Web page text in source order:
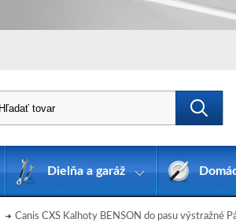
Canis CXS Kalhoty BENSON do pasu výstražné
Dielňa a garáž